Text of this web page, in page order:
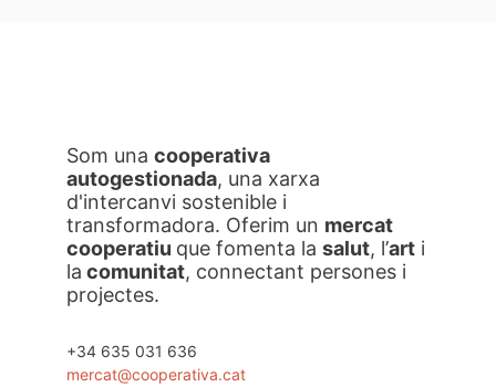
Som una cooperativa
autogestionada, una xarxa
d'intercanvi sostenible i
transformadora. Oferim un mercat
cooperatiu que fomenta la salut, l’art i
la comunitat, connectant persones i
projectes.
+34 635 031 636
mercat@cooperativa.cat